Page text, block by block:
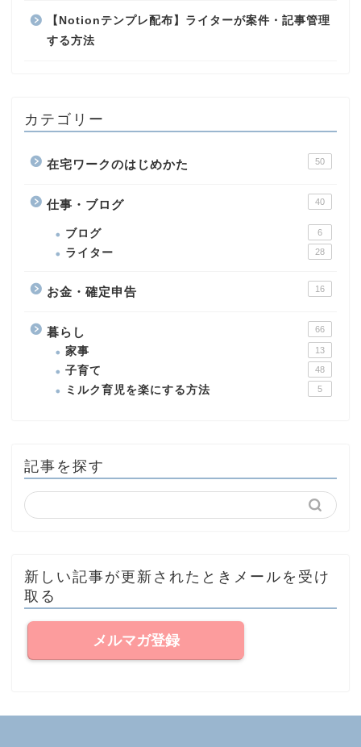
【Notionテンプレ配布】ライターが案件・記事管理
する方法
カテゴリー
在宅ワークのはじめかた 50
仕事・ブログ 40
ブログ 6
ライター 28
お金・確定申告 16
暮らし 66
家事 13
子育て 48
ミルク育児を楽にする方法 5
記事を探す
新しい記事が更新されたときメールを受け
取る
メルマガ登録